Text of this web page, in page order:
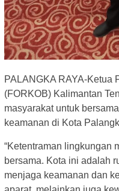
PALANGKA RAYA-Ketua
(FORKOB) Kalimantan
masyarakat untuk
keamanan di Kota
“Ketentraman lingkungan
bersama. Kota ini adalah
menjaga keamanan dan